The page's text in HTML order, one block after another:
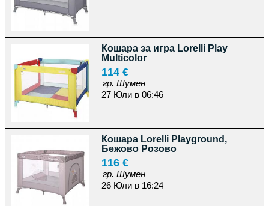
Кошара за игра Lorelli Play
Multicolor
114 €
гр. Шумен
27 Юли в 06:46
Кошара Lorelli Playground,
Бежово Розово
116 €
гр. Шумен
26 Юли в 16:24